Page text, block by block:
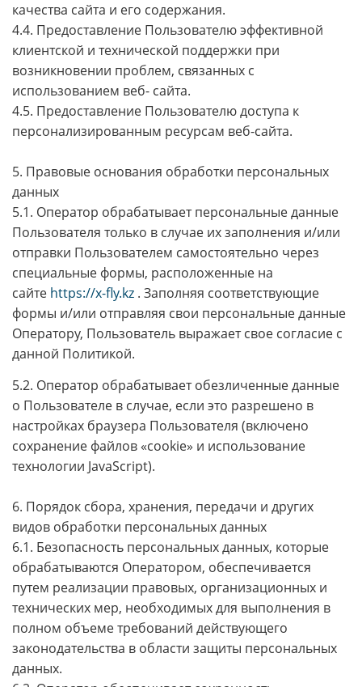
качества сайта и его содержания.
4.4. Предоставление Пользователю эффективной
клиентской и технической поддержки при
возникновении проблем, связанных с
использованием веб- сайта.
4.5. Предоставление Пользователю доступа к
персонализированным ресурсам веб-сайта.
5. Правовые основания обработки персональных
данных
5.1. Оператор обрабатывает персональные данные
Пользователя только в случае их заполнения и/или
отправки Пользователем самостоятельно через
специальные формы, расположенные на
сайте https://x-fly.kz . Заполняя соответствующие
формы и/или отправляя свои персональные данные
Оператору, Пользователь выражает свое согласие с
данной Политикой.
5.2. Оператор обрабатывает обезличенные данные
о Пользователе в случае, если это разрешено в
настройках браузера Пользователя (включено
сохранение файлов «cookie» и использование
технологии JavaScript).
6. Порядок сбора, хранения, передачи и других
видов обработки персональных данных
6.1. Безопасность персональных данных, которые
обрабатываются Оператором, обеспечивается
путем реализации правовых, организационных и
технических мер, необходимых для выполнения в
полном объеме требований действующего
законодательства в области защиты персональных
данных.